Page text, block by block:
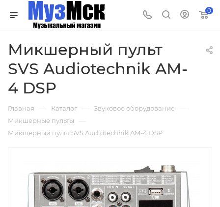
0
Микшерный пульт
SVS Audiotechnik AM-
4 DSP
Главная — Каталог — Звуковое оборудование —
Микшерные пульты —
Микшерный пульт SVS Audiotechnik AM-4 DSP